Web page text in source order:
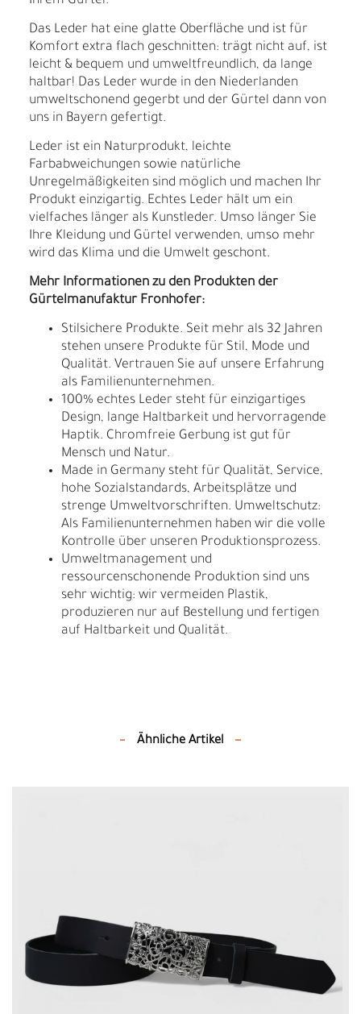
Das Leder hat eine glatte Oberfläche und ist für
Komfort extra flach geschnitten: trägt nicht auf, ist
leicht & bequem und umweltfreundlich, da lange
haltbar! Das Leder wurde in den Niederlanden
umweltschonend gegerbt und der Gürtel dann von
uns in Bayern gefertigt.
Leder ist ein Naturprodukt, leichte
Farbabweichungen sowie natürliche
Unregelmäßigkeiten sind möglich und machen Ihr
Produkt einzigartig. Echtes Leder hält um ein
vielfaches länger als Kunstleder. Umso länger Sie
Ihre Kleidung und Gürtel verwenden, umso mehr
wird das Klima und die Umwelt geschont.
Mehr Informationen zu den Produkten der
Gürtelmanufaktur Fronhofer:
Stilsichere Produkte. Seit mehr als 32 Jahren
stehen unsere Produkte für Stil, Mode und
Qualität. Vertrauen Sie auf unsere Erfahrung
als Familienunternehmen.
100% echtes Leder steht für einzigartiges
Design, lange Haltbarkeit und hervorragende
Haptik. Chromfreie Gerbung ist gut für
Mensch und Natur.
Made in Germany steht für Qualität, Service,
hohe Sozialstandards, Arbeitsplätze und
strenge Umweltvorschriften. Umweltschutz:
Als Familienunternehmen haben wir die volle
Kontrolle über unseren Produktionsprozess.
Umweltmanagement und
ressourcenschonende Produktion sind uns
sehr wichtig: wir vermeiden Plastik,
produzieren nur auf Bestellung und fertigen
auf Haltbarkeit und Qualität.
Ähnliche Artikel